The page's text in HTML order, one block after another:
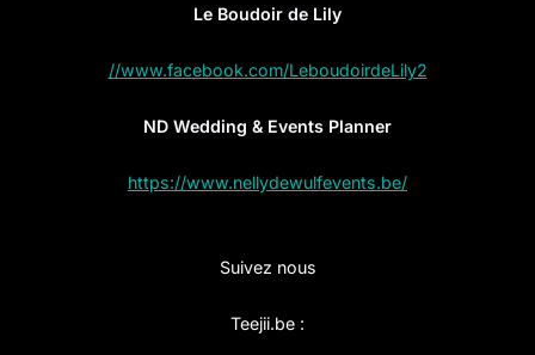
Le Boudoir de Lily
//www.facebook.com/LeboudoirdeLily2
ND Wedding & Events Planner
https://www.nellydewulfevents.be/
Suivez nous
Teejii.be :